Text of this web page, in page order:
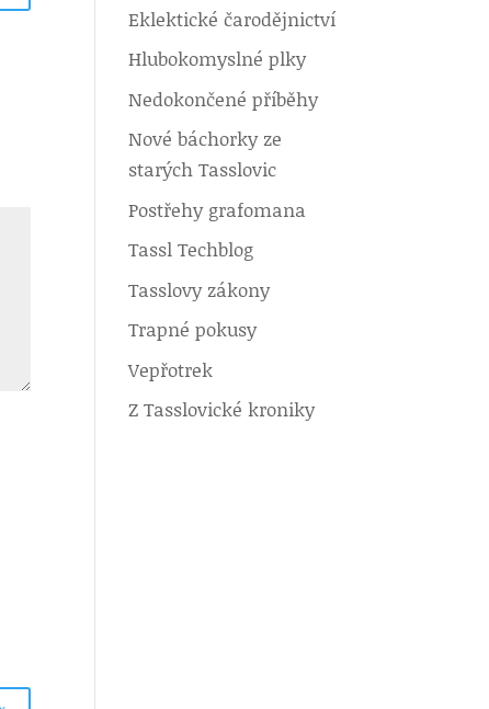
Eklektické čarodějnictví
Hlubokomyslné plky
Nedokončené příběhy
Nové báchorky ze
starých Tasslovic
Postřehy grafomana
Tassl Techblog
Tasslovy zákony
Trapné pokusy
Vepřotrek
Z Tasslovické kroniky